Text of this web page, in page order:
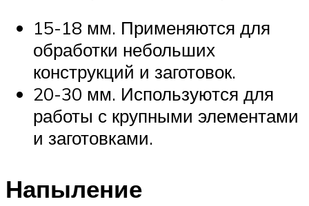
15-18 мм. Применяются для
обработки небольших
конструкций и заготовок.
20-30 мм. Используются для
работы с крупными элементами
и заготовками.
Напыление